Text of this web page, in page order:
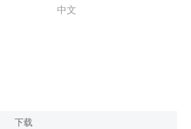
中文
下载